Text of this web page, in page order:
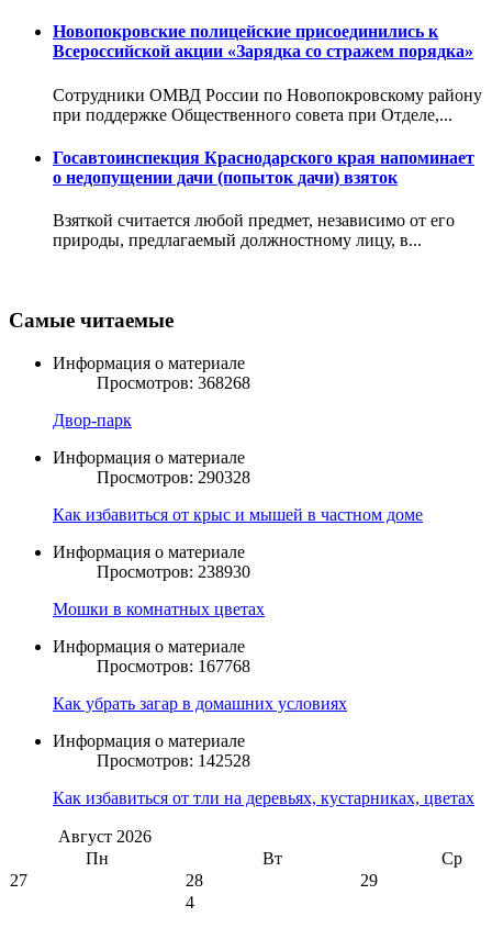
Новопокровские полицейские присоединились к
Всероссийской акции «Зарядка со стражем порядка»
Сотрудники ОМВД России по Новопокровскому району
при поддержке Общественного совета при Отделе,...
Госавтоинспекция Краснодарского края напоминает
о недопущении дачи (попыток дачи) взяток
Взяткой считается любой предмет, независимо от его
природы, предлагаемый должностному лицу, в...
Самые читаемые
Информация о материале
Просмотров: 368268
Двор-парк
Информация о материале
Просмотров: 290328
Как избавиться от крыс и мышей в частном доме
Информация о материале
Просмотров: 238930
Мошки в комнатных цветах
Информация о материале
Просмотров: 167768
Как убрать загар в домашних условиях
Информация о материале
Просмотров: 142528
Как избавиться от тли на деревьях, кустарниках, цветах
Август 2026
Пн
Вт
Ср
27
28 29
4